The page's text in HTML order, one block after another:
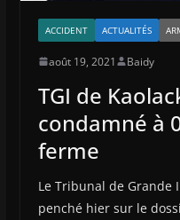
ACCIDENT ACTUALITÉS
août 19, 2021 Baidy
TGI de
condamné à
ferme
Le Tribunal de Grande
penché hier sur le